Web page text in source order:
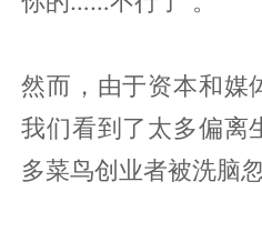
然而，由于资本和媒
我们看到了太多偏离
多菜鸟创业者被洗脑